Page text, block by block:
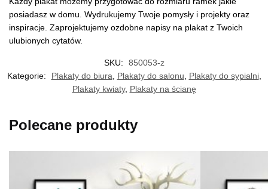
posiadasz w domu. Wydrukujemy Twoje pomysły i projekty oraz
inspiracje. Zaprojektujemy ozdobne napisy na plakat z Twoich
ulubionych cytatów.
SKU:
850053-z
Kategorie:
Plakaty do biura Plakaty do salonu Plakaty do sypialni,
Plakaty kwiaty, Plakaty na ścianę
Polecane produkty